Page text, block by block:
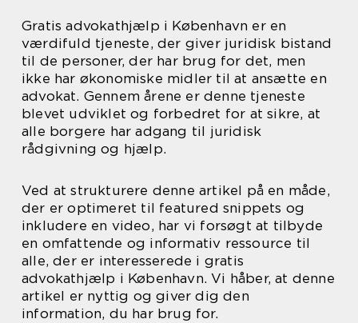
Gratis advokathjælp i København er en
værdifuld tjeneste, der giver juridisk bistand
til de personer, der har brug for det, men
ikke har økonomiske midler til at ansætte en
advokat. Gennem årene er denne tjeneste
blevet udviklet og forbedret for at sikre, at
alle borgere har adgang til juridisk
rådgivning og hjælp.
Ved at strukturere denne artikel på en måde,
der er optimeret til featured snippets og
inkludere en video, har vi forsøgt at tilbyde
en omfattende og informativ ressource til
alle, der er interesserede i gratis
advokathjælp i København. Vi håber, at denne
artikel er nyttig og giver dig den
information, du har brug for.